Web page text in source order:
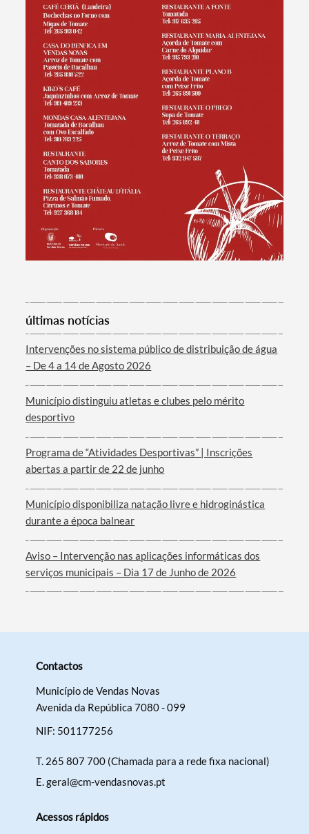
últimas notícias
Intervenções no sistema público de distribuição de água
– De 4 a 14 de Agosto 2026
Município distinguiu atletas e clubes pelo mérito
desportivo
Programa de “Atividades Desportivas” | Inscrições
abertas a partir de 22 de junho
Município disponibiliza natação livre e hidroginástica
durante a época balnear
Aviso – Intervenção nas aplicações informáticas dos
serviços municipais – Dia 17 de Junho de 2026
Contactos
Município de Vendas Novas
Avenida da República 7080 - 099
NIF: 501177256
T. 265 807 700 (Chamada para a rede fixa nacional)
E.geral@cm-vendasnovas.pt
Acessos rápidos